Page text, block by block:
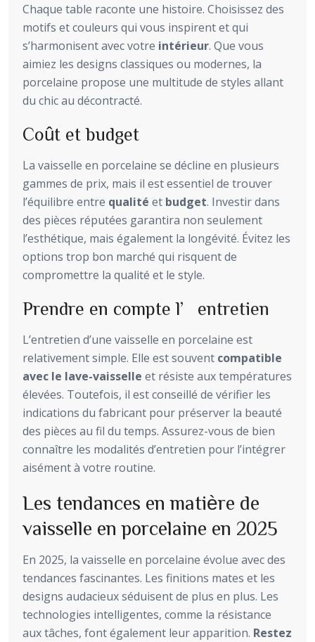
Chaque table raconte une histoire. Choisissez des
motifs et couleurs qui vous inspirent et qui
s’harmonisent avec votre intérieur. Que vous
aimiez les designs classiques ou modernes, la
porcelaine propose une multitude de styles allant
du chic au décontracté.
Coût et budget
La vaisselle en porcelaine se décline en plusieurs
gammes de prix, mais il est essentiel de trouver
l’équilibre entre qualité et budget. Investir dans
des pièces réputées garantira non seulement
l’esthétique, mais également la longévité. Évitez les
options trop bon marché qui risquent de
compromettre la qualité et le style.
Prendre en compte l’entretien
L’entretien d’une vaisselle en porcelaine est
relativement simple. Elle est souvent compatible
avec le lave-vaisselle et résiste aux températures
élevées. Toutefois, il est conseillé de vérifier les
indications du fabricant pour préserver la beauté
des pièces au fil du temps. Assurez-vous de bien
connaître les modalités d’entretien pour l’intégrer
aisément à votre routine.
Les tendances en matière de
vaisselle en porcelaine en 2025
En 2025, la vaisselle en porcelaine évolue avec des
tendances fascinantes. Les finitions mates et les
designs audacieux séduisent de plus en plus. Les
technologies intelligentes, comme la résistance
aux tâches, font également leur apparition. Restez